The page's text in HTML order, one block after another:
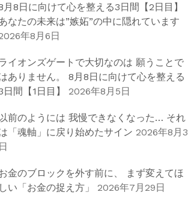
月8日に向けて心を整える3日間【2日目】
なたの未来は”嫉妬”の中に隠れています
年8月6日
イオンズゲートで大切なのは 願うことで
ありません。 8月8日に向けて心を整える
日間【1日目】
2026年8月5日
前のようには 我慢できなくなった… それ
「魂軸」に戻り始めたサイン 2026年8月3
金のブロックを外す前に、 まず変えてほ
い「お金の捉え方」
2026年7月29日